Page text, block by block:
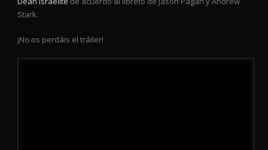
Stark.
¡No os perdáis el tráiler!